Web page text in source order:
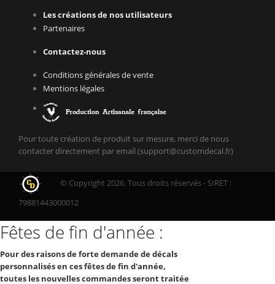
Les créations de nos utilisateurs
Partenaires
Contactez-nous
Conditions générales de vente
Mentions légales
Pour toute création de produit sur mesure, merci de nous
contacter directement par email (support@customdecal.fr)
© Copyright 2026. Tous droits réservés - SIRET :
79881443000012
Fêtes de fin d'année :
Pour des raisons de forte demande de décals
personnalisés en ces fêtes de fin d'année,
toutes les nouvelles commandes seront traitée